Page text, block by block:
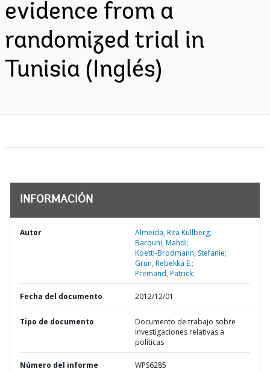
evidence from a
randomized trial in
Tunisia (Inglés)
INFORMACIÓN
Autor
Almeida, Rita Kullberg;
Barouni, Mahdi;
Koettl-Brodmann, Stefanie;
Grun, Rebekka E.;
Premand, Patrick;
Fecha del documento 2012/12/01
Tipo de documento
Documento de trabajo sobre
investigaciones relativas a
políticas
Número del informe WPS6285